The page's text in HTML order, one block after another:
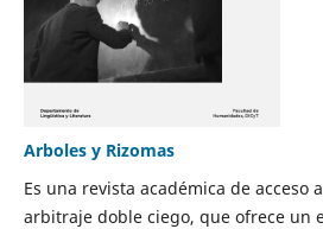
Arboles y Rizomas
Es una revista académica de acceso
arbitraje doble ciego, que ofrece un